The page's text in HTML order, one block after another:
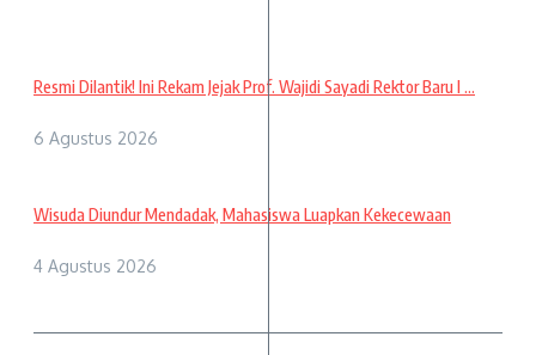
Resmi Dilantik! Ini Rekam Jejak Prof. Wajidi Sayadi Rektor Baru I ...
6 Agustus 2026
Wisuda Diundur Mendadak, Mahasiswa Luapkan Kekecewaan
4 Agustus 2026